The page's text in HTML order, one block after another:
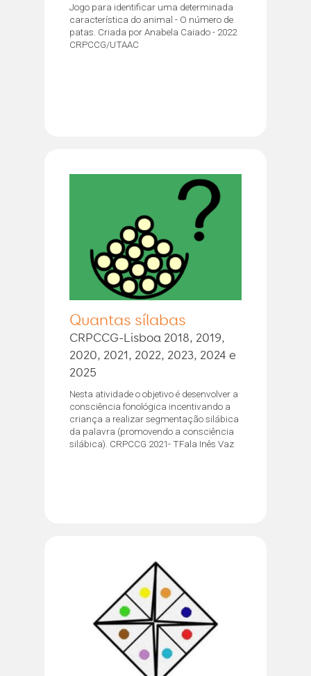
Jogo para identificar uma determinada
característica do animal - O número de
patas. Criada por Anabela Caiado - 2022
CRPCCG/UTAAC
Quantas sílabas
CRPCCG-Lisboa 2018, 2019,
2020, 2021, 2022, 2023, 2024 e
2025
Nesta atividade o objetivo é desenvolver a
consciência fonológica incentivando a
criança a realizar segmentação silábica
da palavra (promovendo a consciência
silábica). CRPCCG 2021- TFala Inês Vaz